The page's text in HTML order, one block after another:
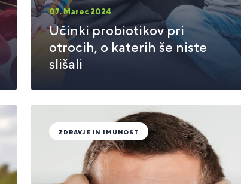
07. Marec 2024
Učinki probiotikov pri
otrocih, o katerih še niste
slišali
ZDRAVJE IN IMUNOST